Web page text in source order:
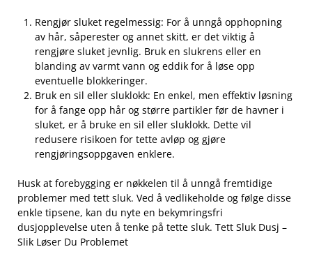
Rengjør ⁤sluket regelmessig: For å unngå opphopning​
av hår, såperester og annet skitt, er ⁢det viktig å
rengjøre sluket ⁣jevnlig. Bruk ⁣en slukrens eller en
⁢blanding av varmt vann og eddik for ​å løse opp
eventuelle blokkeringer.
Bruk‌ en sil eller sluklokk: ⁣En enkel, men effektiv løsning
for å fange opp hår og større partikler før de havner i
sluket, er å bruke en sil eller sluklokk.⁢ Dette vil‍
redusere risikoen ​for tette avløp og gjøre
rengjøringsoppgaven enklere.
Husk at forebygging er nøkkelen til å unngå fremtidige
problemer med tett ⁣sluk. Ved å vedlikeholde og følge disse⁢
enkle tipsene, kan du ‍nyte en bekymringsfri
‌dusjopplevelse uten å tenke på tette sluk. Tett‍ Sluk Dusj –
Slik Løser Du Problemet